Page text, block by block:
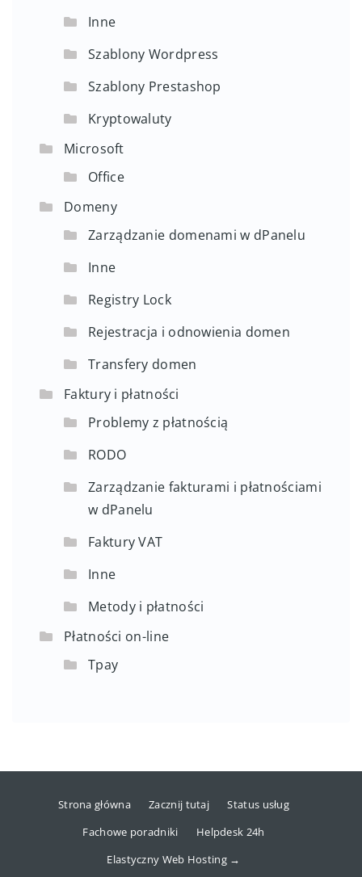
Inne
Szablony Wordpress
Szablony Prestashop
Kryptowaluty
Microsoft
Office
Domeny
Zarządzanie domenami w dPanelu
Inne
Registry Lock
Rejestracja i odnowienia domen
Transfery domen
Faktury i płatności
Problemy z płatnością
RODO
Zarządzanie fakturami i płatnościami
w dPanelu
Faktury VAT
Inne
Metody i płatności
Płatności on-line
Tpay
Strona główna Zacznij tutaj
Status usług
Fachowe poradniki
Helpdesk 24h
Elastyczny Web Hosting →